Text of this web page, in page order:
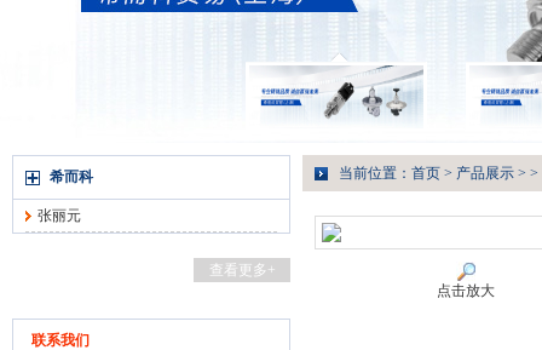
希而科
张丽元
查看更多+
联系我们
当前位置： 首页 > 产品展示 > >
点击放大